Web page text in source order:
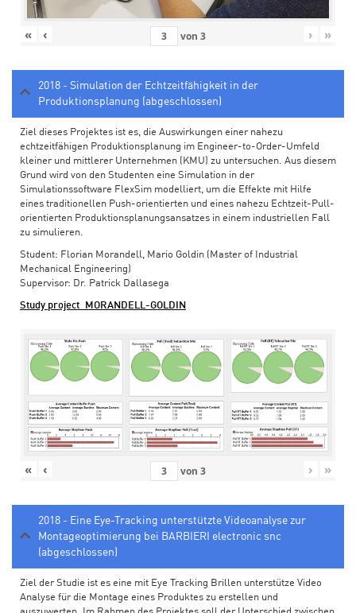
« ‹ von 3 › »
2018 - Simulation der Echtzeitfähigkeit in der
Produktionsplanung (abgeschlossen)
Ziel dieses Projektes ist es, die Auswirkungen einer nahezu
echtzeitfähigen Produktionsplanung im Engineer-to-Order-Umfeld
kleiner und mittlerer Unternehmen (KMU) zu untersuchen. Aus diesem
Grund wird von den Studenten eine Simulation in der
Simulationssoftware FlexSim modelliert, um die Effekte mit Hilfe
eines traditionellen Push-orientierten und eines nahezu Echtzeit-Pull-
orientierten Produktionsplanungsansatzes in einem industriellen Fall
zu simulieren.
Student: Florian Morandell, Mario Goldin (Master of Industrial
Mechanical Engineering)
Supervisor: Dr. Patrick Dallasega
Study project_MORANDELL-GOLDIN
« ‹ von 3 › »
2018 - Eine Eye-Tracking unterstützte Videoanalyse zur
Montageoptimierung bei BARBIERI electronic snc
(abgeschlossen)
Ziel der Studie ist es eine mit Eye Tracking Brillen unterstütze Video
Analyse für die Montage eines Produktes zu erstellen und